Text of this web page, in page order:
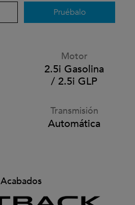
Pruébalo
Motor
2.5i Gasolina
/ 2.5i GLP
Transmisión
Automática
Acabados